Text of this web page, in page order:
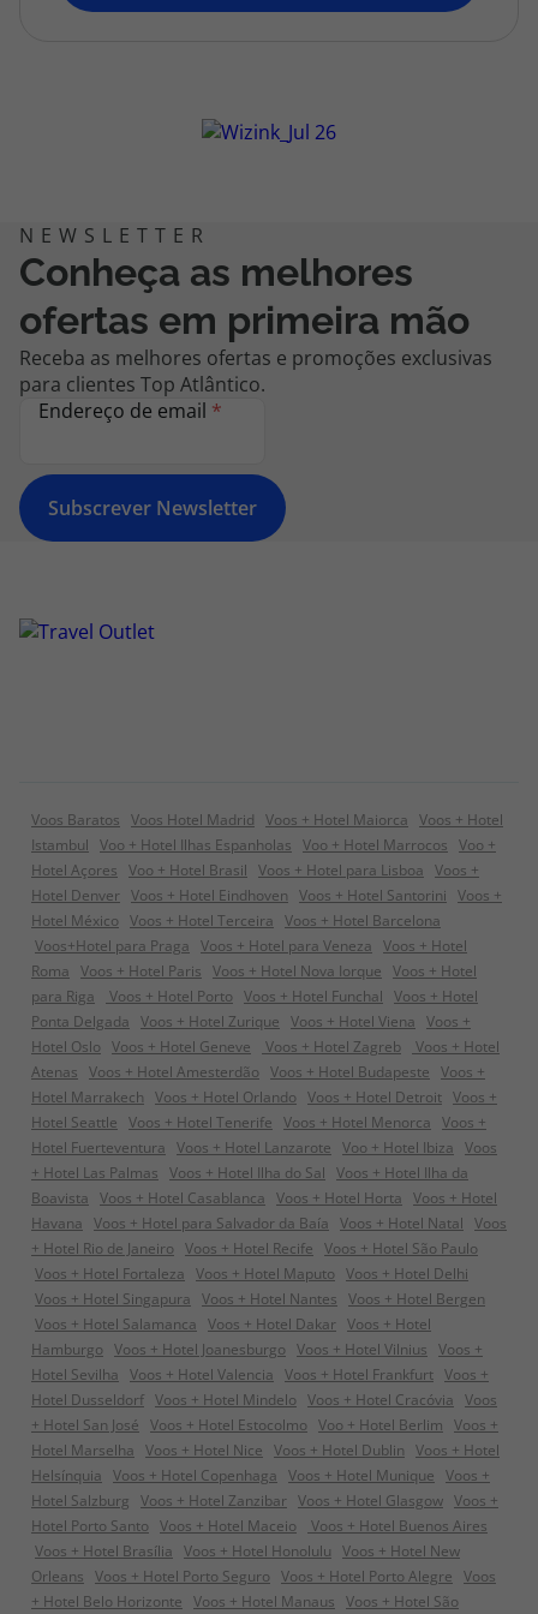
topatlantico@topatlantico.com
Conheça as melhores
ofertas em primeira mão
Receba as melhores ofertas e promoções exclusivas
para clientes Top Atlântico.
Endereço de email *
Subscrever Newsletter
Voos Baratos Voos Hotel Madrid Voos + Hotel Maiorca Voos + Hotel
Istambul Voo + Hotel Ilhas Espanholas Voo + Hotel Marrocos Voo +
Hotel Açores Voo + Hotel Brasil Voos + Hotel para Lisboa Voos +
Hotel Denver Voos + Hotel Eindhoven Voos + Hotel Santorini Voos +
Hotel México Voos + Hotel Terceira Voos + Hotel Barcelona
Voos+Hotel para Praga Voos + Hotel para Veneza Voos + Hotel
Roma Voos + Hotel Paris Voos + Hotel Nova Iorque Voos + Hotel
para Riga
Voos + Hotel Porto Voos + Hotel Funchal Voos + Hotel
Ponta Delgada Voos + Hotel Zurique Voos + Hotel Viena Voos +
Hotel Oslo Voos + Hotel Geneve Voos + Hotel Zagreb
Voos + Hotel
Atenas Voos + Hotel Amesterdão Voos + Hotel Budapeste Voos +
Hotel Marrakech Voos + Hotel Orlando Voos + Hotel Detroit Voos +
Hotel Seattle Voos + Hotel Tenerife Voos + Hotel Menorca Voos +
Hotel Fuerteventura Voos + Hotel Lanzarote Voo + Hotel Ibiza Voos
+ Hotel Las Palmas Voos + Hotel Ilha do Sal Voos + Hotel Ilha da
Boavista Voos + Hotel Casablanca Voos + Hotel Horta Voos + Hotel
Havana Voos + Hotel para Salvador da Baía Voos + Hotel Natal Voos
+ Hotel Rio de Janeiro Voos + Hotel Recife Voos + Hotel São Paulo
Voos + Hotel Fortaleza Voos + Hotel Maputo Voos + Hotel Delhi
Voos + Hotel Singapura Voos + Hotel Nantes Voos + Hotel Bergen
Voos + Hotel Salamanca Voos + Hotel Dakar Voos + Hotel
Hamburgo Voos + Hotel Joanesburgo Voos + Hotel Vilnius Voos +
Hotel Sevilha Voos + Hotel Valencia Voos + Hotel Frankfurt Voos +
Hotel Dusseldorf Voos + Hotel Mindelo Voos + Hotel Cracóvia Voos
+ Hotel San José Voos + Hotel Estocolmo Voo + Hotel Berlim Voos +
Hotel Marselha Voos + Hotel Nice Voos + Hotel Dublin Voos + Hotel
Helsínquia Voos + Hotel Copenhaga Voos + Hotel Munique Voos +
Hotel Salzburg Voos + Hotel Zanzibar Voos + Hotel Glasgow Voos +
Hotel Porto Santo Voos + Hotel Maceio
Voos + Hotel Buenos Aires
Voos + Hotel Brasília Voos + Hotel Honolulu Voos + Hotel New
Orleans Voos + Hotel Porto Seguro Voos + Hotel Porto Alegre Voos
+ Hotel Belo Horizonte Voos + Hotel Manaus Voos + Hotel São